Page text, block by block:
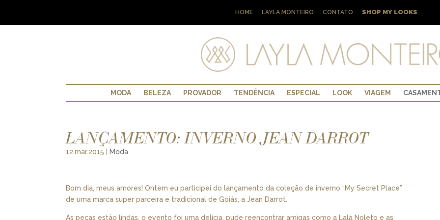
HOME LAYLA MONTEIRO CONTATO SHOP MY LOOKS
MODA BELEZA PROVADOR TENDÊNCIA ESPECIAL LOOK VIAGEM
LANÇAMENTO: INVERNO JEAN DARROT
12.mar.2015 Moda
Bom dia, meus amores! Ontem eu participei do lançamento da coleção de inverno “My Secret Place”
de uma marca super parceira e tradicional de Goiás, a Jean Darrot.
As peças estão lindas, o evento foi uma delícia, pude reencontrar amigas como a Lalá Noleto e as